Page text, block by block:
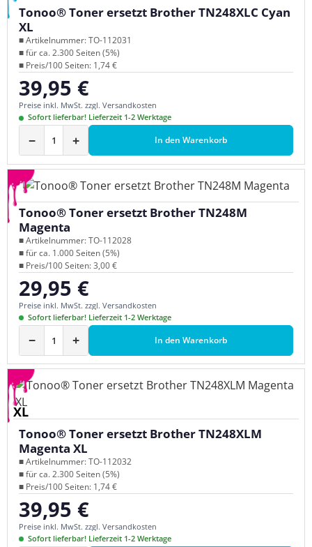
Tonoo® Toner ersetzt Brother TN248XLC Cyan
XL
■ Artikelnummer: TO-112031
■ für ca. 2.300 Seiten (5%)
■ Preis/100 Seiten: 1,74 €
Regulärer Preis:
39,95 €
Preise inkl. MwSt. zzgl. Versandkosten
Sofort lieferbar! Lieferzeit 1-2 Werktage
− + In den Warenkorb
Tonoo® Toner ersetzt Brother TN248M
Magenta
■ Artikelnummer: TO-112028
■ für ca. 1.000 Seiten (5%)
■ Preis/100 Seiten: 3,00 €
Regulärer Preis:
29,95 €
Preise inkl. MwSt. zzgl. Versandkosten
Sofort lieferbar! Lieferzeit 1-2 Werktage
− + In den Warenkorb
XL
Tonoo® Toner ersetzt Brother TN248XLM
Magenta XL
■ Artikelnummer: TO-112032
■ für ca. 2.300 Seiten (5%)
■ Preis/100 Seiten: 1,74 €
Regulärer Preis:
39,95 €
Preise inkl. MwSt. zzgl. Versandkosten
Sofort lieferbar! Lieferzeit 1-2 Werktage